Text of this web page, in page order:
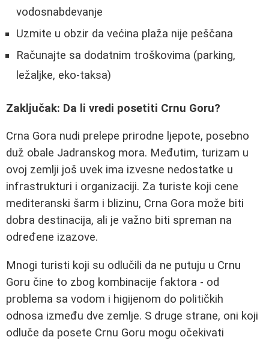
vodosnabdevanje
Uzmite u obzir da većina plaža nije peščana
Računajte sa dodatnim troškovima (parking,
ležaljke, eko-taksa)
Zaključak: Da li vredi posetiti Crnu Goru?
Crna Gora nudi prelepe prirodne ljepote, posebno
duž obale Jadranskog mora. Međutim, turizam u
ovoj zemlji još uvek ima izvesne nedostatke u
infrastrukturi i organizaciji. Za turiste koji cene
mediteranski šarm i blizinu, Crna Gora može biti
dobra destinacija, ali je važno biti spreman na
određene izazove.
Mnogi turisti koji su odlučili da ne putuju u Crnu
Goru čine to zbog kombinacije faktora - od
problema sa vodom i higijenom do političkih
odnosa između dve zemlje. S druge strane, oni koji
odluče da posete Crnu Goru mogu očekivati